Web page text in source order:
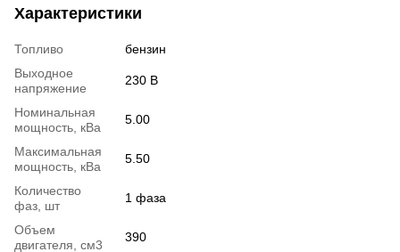
Характеристики
Топливо
бензин
Выходное
напряжение
230 В
Номинальная
мощность, кВа
5.00
Максимальная
мощность, кВа
5.50
Количество
фаз, шт
1 фаза
Объем
двигателя, см3
390